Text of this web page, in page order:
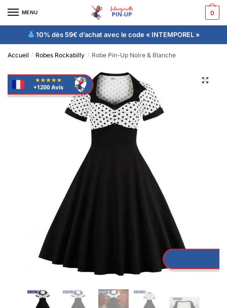
MENU 0
10% dès 59€ d’achat avec le code « INTEMPOREL »
Accueil / Robes Rockabilly / Robe Pin-Up Noire & Blanche